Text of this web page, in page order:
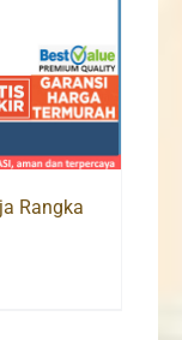
Rangka